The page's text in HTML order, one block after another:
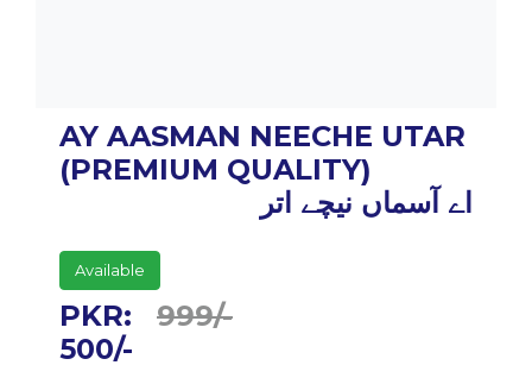
AY AASMAN NEECHE UTAR
(PREMIUM QUALITY)
اے آسماں نیچے اتر
Available
PKR: 999/-
500/-